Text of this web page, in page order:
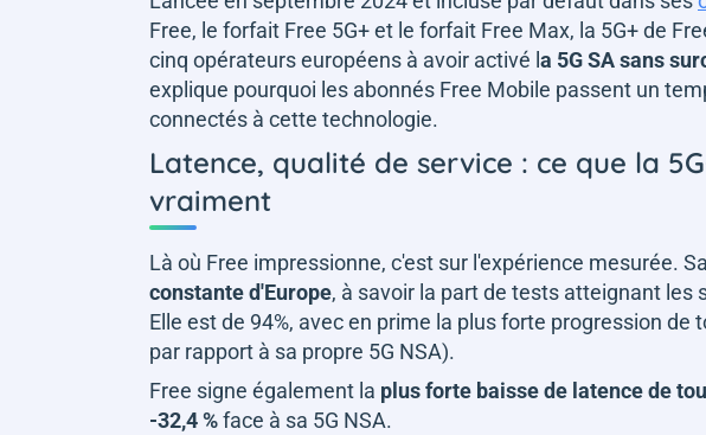
Free, le forfait Free 5G+ et le forfait Free Max, la 5G+ de
cinq opérateurs européens à avoir activé la 5G SA sans
explique pourquoi les abonnés Free Mobile passent un
connectés à cette technologie.
Latence, qualité de service : ce que la
vraiment
Là où Free impressionne, c'est sur l'expérience mesurée.
constante d'Europe, à savoir la part de tests atteignant les
Elle est de 94%, avec en prime la plus forte progression
par rapport à sa propre 5G NSA).
Free signe également la plus forte baisse de latence de
-32,4 %face à sa 5G NSA.